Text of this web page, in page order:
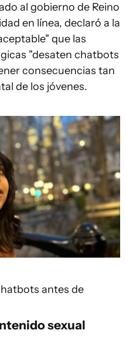
al gobierno de Reino
en línea, declaró a la
que las
"desaten chatbots
consecuencias tan
de los jóvenes.
antes de
sexual